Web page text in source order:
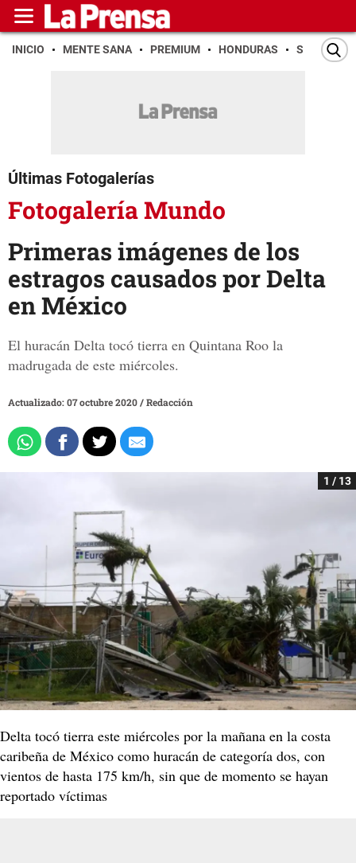
INICIO MENTE SANA PREMIUM HONDURAS SAN PEDRO
Últimas Fotogalerías
Fotogalería Mundo
Primeras imágenes de los
estragos causados por Delta
en México
El huracán Delta tocó tierra en Quintana Roo la
madrugada de este miércoles.
Actualizado: 07 octubre 2020/Redacción
1 / 13
Delta tocó tierra este miércoles por la mañana en la costa
caribeña de México como huracán de categoría dos, con
vientos de hasta 175 km/h, sin que de momento se hayan
reportado víctimas